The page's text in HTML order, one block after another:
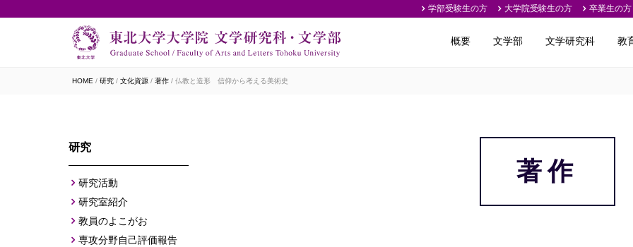
学部受験生の方 大学院受験生の方 卒業生の方
概要 文学部 文学研究科 教
HOME 研究 文化資源 著作 仏教と造形 信仰から考える美術史
著作
研究
研究活動
研究室紹介
教員のよこがお
専攻分野自己評価報告